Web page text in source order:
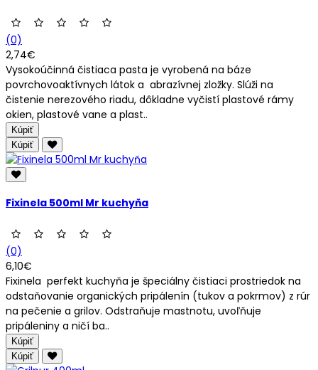
(0)
2,74€
Vysokoúčinná čistiaca pasta je vyrobená na báze
povrchovoaktívnych látok a abrazívnej zložky. Slúži na
čistenie nerezového riadu, dôkladne vyčistí plastové rámy
okien, plastové vane a plast..
Kúpiť
Kúpiť
Fixinela 500ml Mr kuchyňa
(0)
6,10€
Fixinela perfekt kuchyňa je špeciálny čistiaci prostriedok na
odstaňovanie organických pripálenín (tukov a pokrmov) z rúr
na pečenie a grilov. Odstraňuje mastnotu, uvoľňuje
pripáleniny a ničí ba..
Kúpiť
Kúpiť